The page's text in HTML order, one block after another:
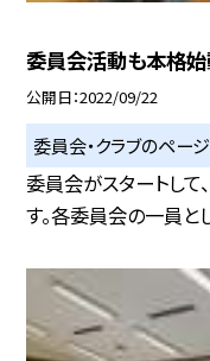
委員会活動も本格始
公開日 2022/09/22
委員会・クラブのページ
委員会がスタートして
す。各委員会の一員と